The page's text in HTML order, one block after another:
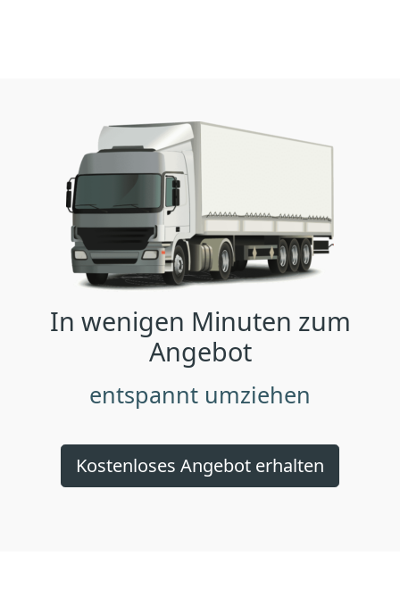
In wenigen Minuten zum
Angebot
entspannt umziehen
Kostenloses Angebot erhalten